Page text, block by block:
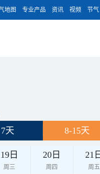
地图 专业产品 资讯 视频 节气
7天 8-15天
19日
周三
20日
周四
21
周五